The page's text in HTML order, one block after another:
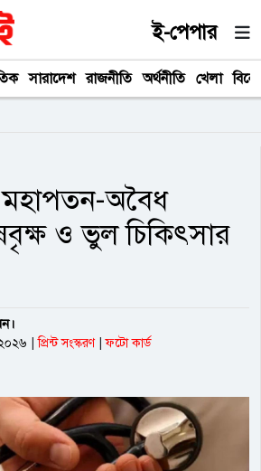
ই-পেপার
সারাদেশ রাজনীতি অর্থনীতি খেলা
মহাপতন-অবৈধ
ও ভুল চিকিৎসার
প্রিন্ট সংস্করণ ফটো কার্ড